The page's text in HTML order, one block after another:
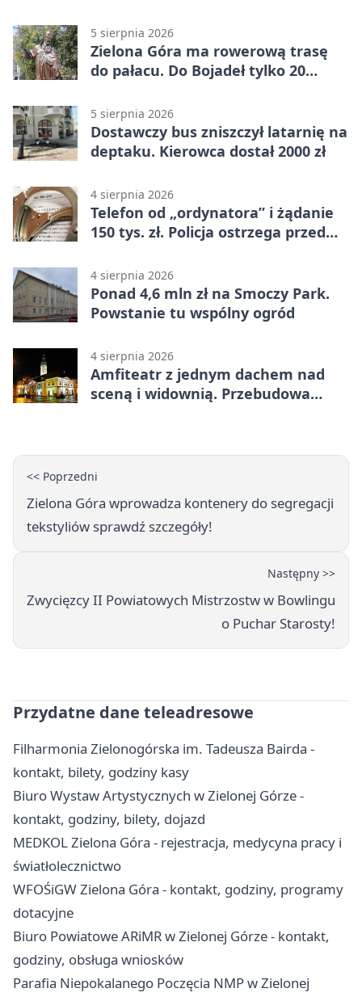
5 sierpnia 2026
Zielona Góra ma rowerową trasę
do pałacu. Do Bojadeł tylko 20
5 sierpnia 2026
Dostawczy bus zniszczył latarnię na
deptaku. Kierowca dostał 2000 zł
4 sierpnia 2026
Telefon od „ordynatora” i żądanie
150 tys. zł. Policja ostrzega przed
4 sierpnia 2026
Ponad 4,6 mln zł na Smoczy Park.
Powstanie tu wspólny ogród
4 sierpnia 2026
Amfiteatr z jednym dachem nad
sceną i widownią. Przebudowa
<< Poprzedni
Zielona Góra wprowadza kontenery do segregacji
tekstyliów sprawdź szczegóły!
Następny >>
Zwycięzcy II Powiatowych Mistrzostw w Bowlingu
o Puchar Starosty!
Przydatne dane teleadresowe
Filharmonia Zielonogórska im. Tadeusza Bairda -
kontakt, bilety, godziny kasy
Biuro Wystaw Artystycznych w Zielonej Górze -
kontakt, godziny, bilety, dojazd
MEDKOL Zielona Góra - rejestracja, medycyna pracy i
światłolecznictwo
WFOŚiGW Zielona Góra - kontakt, godziny, programy
dotacyjne
Biuro Powiatowe ARiMR w Zielonej Górze - kontakt,
godziny, obsługa wniosków
Parafia Niepokalanego Poczęcia NMP w Zielonej